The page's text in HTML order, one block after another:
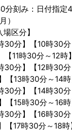
分刻み：日付指定4
）
場区分】
30分】【10時30
【11時30分～12時】
30分】【12時30
【13時30分～14時
30分】【14時30
【15時30分～16時
30分】【16時30
【17時30分～18時